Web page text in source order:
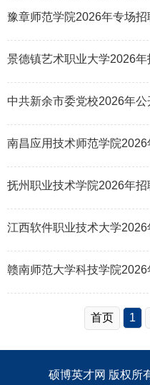
豫章师范学院2026年专场招
景德镇艺术职业大学2026
南昌应用技术师范学院2026
抚州职业技术学院2026年
江西软件职业技术大学
赣南师范大学科技学院
首页 1
硕博英才网 版权所